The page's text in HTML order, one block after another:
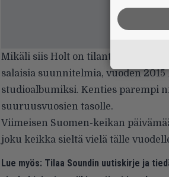
Mikäli siis Holt on tilanteen tasalla
salaisia suunnitelmia, vuoden 2015
studioalbumiksi. Kenties parempi
suuruusvuosien tasolle.
Viimeisen Suomen-keikan
joku keikka sieltä vielä tälle
Lue myös: Tilaa Soundin uutiskirje ja